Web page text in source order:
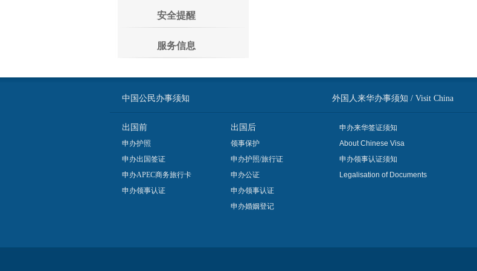
安全提醒
服务信息
中国公民办事须知 外国人来华办事须知 / Visit China
出国前
申办护照
申办出国签证
申办APEC商务旅行卡
申办领事认证
出国后
领事保护
申办护照/旅行证
申办公证
申办领事认证
申办婚姻登记
申办来华签证须知
About Chinese Visa
申办领事认证须知
Legalisation of Documents